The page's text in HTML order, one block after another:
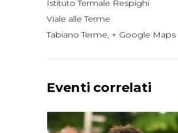
Istituto Termale Respighi
Viale alle Terme
Tabiano Terme, + Google Maps
Eventi correlati